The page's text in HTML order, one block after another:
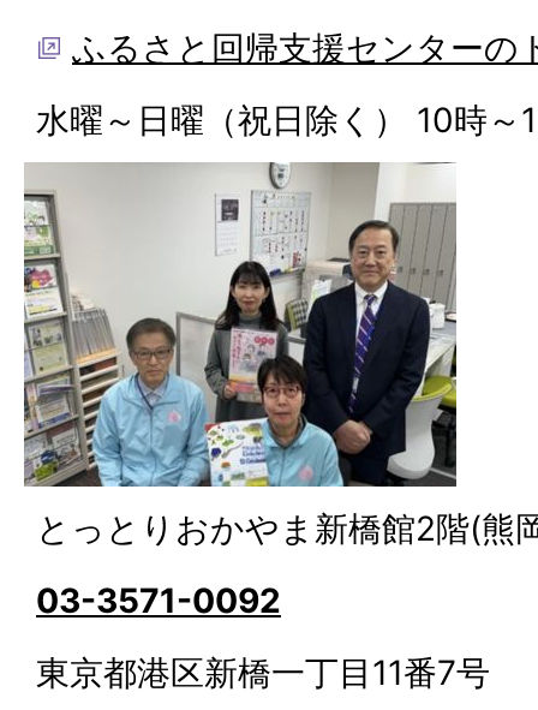
ふるさと回帰支援センターの
水曜～日曜（祝日除く） 10時～
とっとりおかやま新橋館2階(熊
03-3571-0092
東京都港区新橋一丁目11番7号